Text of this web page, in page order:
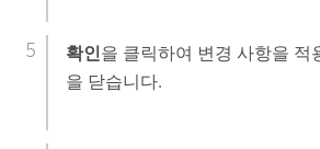
확인을 클릭하여 변경 사항을 적
을 닫습니다.